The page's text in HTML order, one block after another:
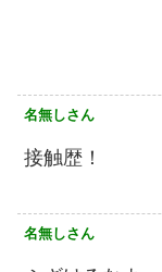
名無しさん
接触歴！
名無しさん